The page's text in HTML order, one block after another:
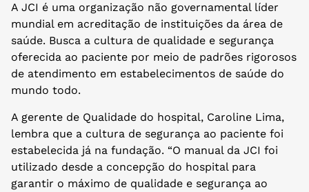
A JCI é uma organização não governamental líder
mundial em acreditação de instituições da área de
saúde. Busca a cultura de qualidade e segurança
oferecida ao paciente por meio de padrões rigorosos
de atendimento em estabelecimentos de saúde do
mundo todo.
A gerente de Qualidade do hospital, Caroline Lima,
lembra que a cultura de segurança ao paciente foi
estabelecida já na fundação. “O manual da JCI foi
utilizado desde a concepção do hospital para
garantir o máximo de qualidade e segurança ao